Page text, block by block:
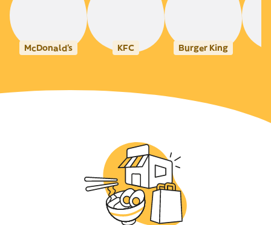
McDonald's KFC Burger King